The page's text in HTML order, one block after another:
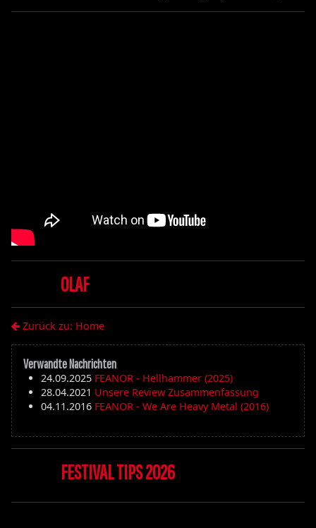
OLAF
Zurück zu: Home
Verwandte Nachrichten
24.09.2025 FEANOR - Hellhammer (2025)
28.04.2021 Unsere Review Zusammenfassung
04.11.2016 FEANOR - We Are Heavy Metal (2016)
FESTIVAL TIPS 2026